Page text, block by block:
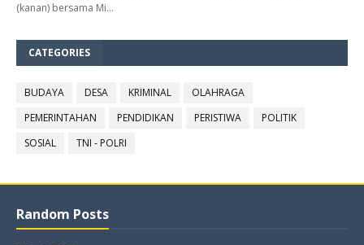
(kanan) bersama Mi…
CATEGORIES
BUDAYA DESA KRIMINAL
OLAHRAGA
PEMERINTAHAN
PENDIDIKAN PERISTIWA
POLITIK
SOSIAL
TNI - POLRI
Random Posts